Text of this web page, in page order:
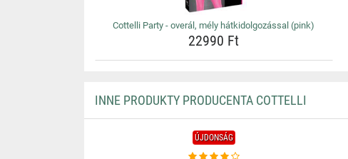
Cottelli Party - overál, mély hátkidolgozással (pink)
22990 Ft
INNE PRODUKTY PRODUCENTA COTTELLI
ÚJDONSÁG